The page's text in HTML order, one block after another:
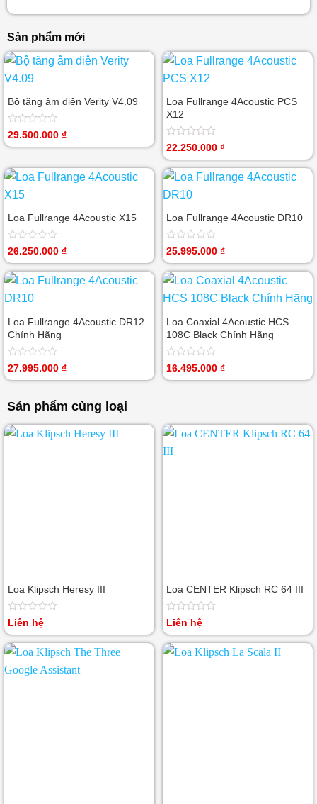
Sản phẩm mới
Bộ tăng âm điện Verity V4.09
Được
5
sao
29.500.000 ₫
Loa Fullrange 4Acoustic PCS
X12
Được
hạng
0
sao
22.250.000 ₫
Loa Fullrange 4Acoustic X15
Được
hạng
0
sao
26.250.000 ₫
Loa Fullrange 4Acoustic DR10
Được
hạng
0
sao
25.995.000 ₫
Loa Fullrange 4Acoustic DR12
Chính Hãng
Được
5
27.995.000 ₫
Loa Coaxial 4Acoustic HCS
108C Black Chính Hãng
Được
16.495.000 ₫
Sản phẩm cùng loại
Loa Klipsch Heresy III
Được
hạng
0
sao
Liên hệ
Loa CENTER Klipsch RC 64 III
Được
hạng
0
Liên hệ